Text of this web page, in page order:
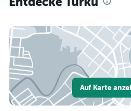
Auf Karte